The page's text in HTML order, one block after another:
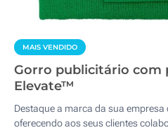
MAIS VENDIDO
Gorro publicitário com
Elevate™
Destaque a marca da sua
oferecendo aos seus clientes